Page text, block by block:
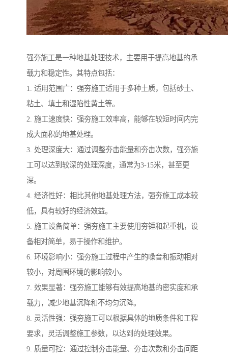
强夯施工是一种地基处理技术，主要用于提高地基的承
载力和稳定性。其特点包括：
1. 适用范围广：强夯施工适用于多种土质，包括砂土、
粘土、填土和湿陷性黄土等。
2. 施工速度快：强夯施工效率高，能够在较短时间内完
成大面积的地基处理。
3. 处理深度大：通过调整夯击能量和夯击次数，强夯施
工可以达到较深的处理深度，通常为3-15米，甚至更
深。
4. 经济性好：相比其他地基处理方法，强夯施工成本较
低，具有较好的经济效益。
5. 施工设备简单：强夯施工主要使用夯锤和起重机，设
备相对简单，易于操作和维护。
6. 环境影响小：强夯施工过程中产生的噪音和振动相对
较小，对周围环境的影响较小。
7. 效果显著：强夯施工能够有效提高地基的密实度和承
载力，减少地基沉降和不均匀沉降。
8. 灵活性强：强夯施工可以根据具体的地质条件和工程
要求，灵活调整施工参数，以达到的处理效果。
9. 质量可控：通过控制夯击能量、夯击次数和夯击间距